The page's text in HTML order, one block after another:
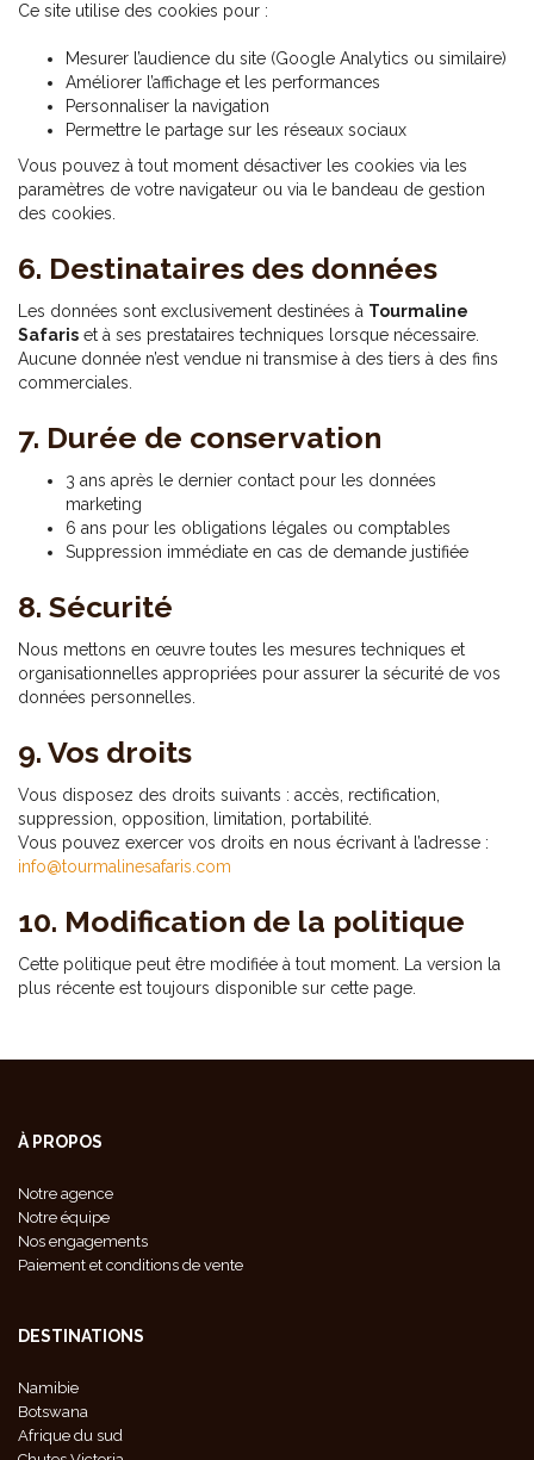
Ce site utilise des cookies pour :
Mesurer l’audience du site (Google Analytics ou similaire)
Améliorer l’affichage et les performances
Personnaliser la navigation
Permettre le partage sur les réseaux sociaux
Vous pouvez à tout moment désactiver les cookies via les
paramètres de votre navigateur ou via le bandeau de gestion
des cookies.
6. Destinataires des données
Les données sont exclusivement destinées à Tourmaline
Safaris et à ses prestataires techniques lorsque nécessaire.
Aucune donnée n’est vendue ni transmise à des tiers à des fins
commerciales.
7. Durée de conservation
3 ans après le dernier contact pour les données
marketing
6 ans pour les obligations légales ou comptables
Suppression immédiate en cas de demande justifiée
8. Sécurité
Nous mettons en œuvre toutes les mesures techniques et
organisationnelles appropriées pour assurer la sécurité de vos
données personnelles.
9. Vos droits
Vous disposez des droits suivants : accès, rectification,
suppression, opposition, limitation, portabilité.
Vous pouvez exercer vos droits en nous écrivant à l’adresse :
info@tourmalinesafaris.com
10. Modification de la politique
Cette politique peut être modifiée à tout moment. La version la
plus récente est toujours disponible sur cette page.
À PROPOS
Notre agence
Notre équipe
Nos engagements
Paiement et conditions de vente
DESTINATIONS
Namibie
Botswana
Afrique du sud